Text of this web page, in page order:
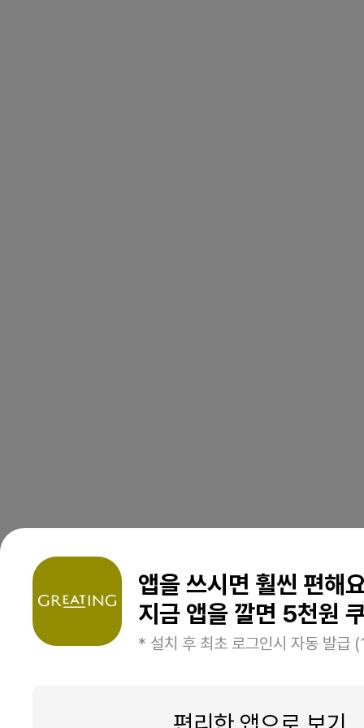
앱을 쓰시면 훨씬 편해
지금 앱을 깔면 5천원
* 설치 후 최초 로그인시 자동 발급